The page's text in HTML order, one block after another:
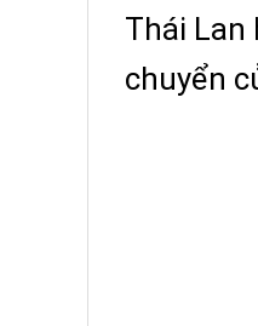
Thái Lan
chuyển